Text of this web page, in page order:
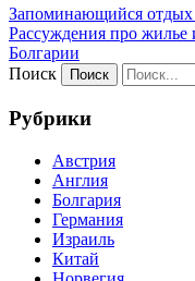
Запоминающийся отдых
Рассуждения про жилье
Болгарии
Поиск
Рубрики
Австрия
Англия
Болгария
Германия
Израиль
Китай